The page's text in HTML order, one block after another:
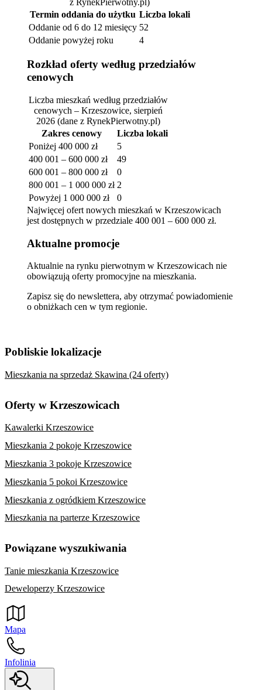
Termin oddania do użytku Liczba lokali
Oddanie od 6 do 12 miesięcy 52
Oddanie powyżej roku
4
Rozkład oferty według przedziałów
cenowych
Liczba mieszkań według przedziałów
cenowych – Krzeszowice, sierpień
2026 (dane z RynekPierwotny.pl)
Zakres cenowy
Liczba lokali
Poniżej 400 000 zł
5
400 001 – 600 000 zł
49
600 001 – 800 000 zł
0
800 001 – 1 000 000 zł 2
Powyżej 1 000 000 zł
0
Najwięcej ofert nowych mieszkań w Krzeszowicach
jest dostępnych w przedziale 400 001 – 600 000 zł.
Aktualne promocje
Aktualnie na rynku pierwotnym w Krzeszowicach nie
obowiązują oferty promocyjne na mieszkania.
Zapisz się do newslettera, aby otrzymać powiadomienie
o obniżkach cen w tym regionie.
Pobliskie lokalizacje
Mieszkania na sprzedaż Skawina (24 oferty)
Oferty w Krzeszowicach
Kawalerki Krzeszowice
Mieszkania 2 pokoje Krzeszowice
Mieszkania 3 pokoje Krzeszowice
Mieszkania 5 pokoi Krzeszowice
Mieszkania z ogródkiem Krzeszowice
Mieszkania na parterze Krzeszowice
Powiązane wyszukiwania
Tanie mieszkania Krzeszowice
Deweloperzy Krzeszowice
Mapa
Infolinia